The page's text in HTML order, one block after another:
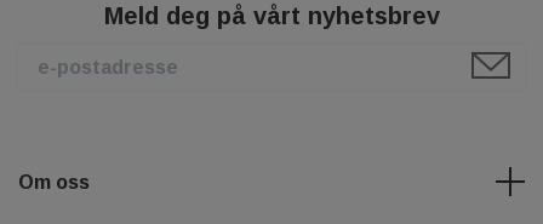
Meld deg på vårt nyhetsbrev
Om oss